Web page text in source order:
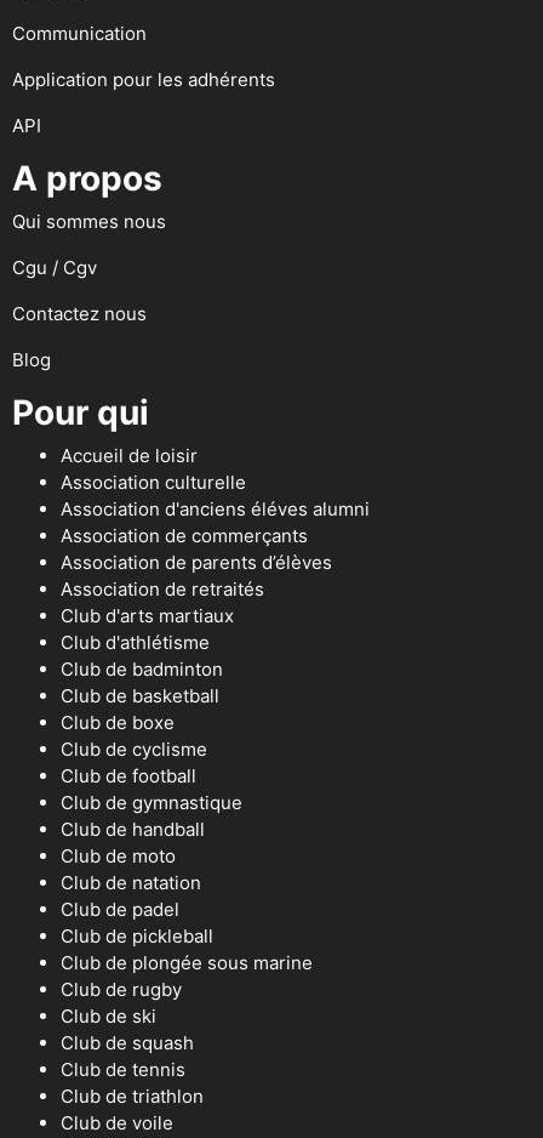
Communication
Application pour les adhérents
API
A propos
Qui sommes nous
Cgu / Cgv
Contactez nous
Blog
Pour qui
Accueil de loisir
Association culturelle
Association d'anciens éléves alumni
Association de commerçants
Association de parents d’élèves
Association de retraités
Club d'arts martiaux
Club d'athlétisme
Club de badminton
Club de basketball
Club de boxe
Club de cyclisme
Club de football
Club de gymnastique
Club de handball
Club de moto
Club de natation
Club de padel
Club de pickleball
Club de plongée sous marine
Club de rugby
Club de ski
Club de squash
Club de tennis
Club de triathlon
Club de voile